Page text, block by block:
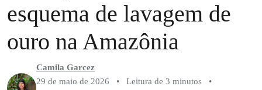
esquema de lavagem de
ouro na Amazônia
Camila Garcez
29 de maio de 2026
• Leitura de 3 minutos
•